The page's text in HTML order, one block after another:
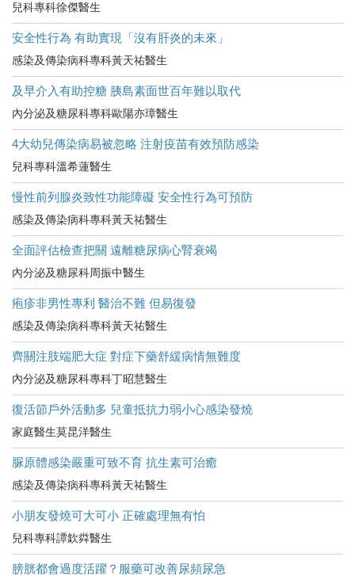
兒科專科徐傑醫生
安全性行為 有助實現「沒有肝炎的未來」
感染及傳染病科專科黃天祐醫生
及早介入有助控糖 胰島素面世百年難以取代
內分泌及糖尿科專科歐陽亦璋醫生
4大幼兒傳染病易被忽略 注射疫苗有效預防感染
兒科專科溫希蓮醫生
慢性前列腺炎致性功能障礙 安全性行為可預防
感染及傳染病科專科黃天祐醫生
全面評估檢查把關 遠離糖尿病心腎衰竭
內分泌及糖尿科周振中醫生
疱疹非男性專利 醫治不難 但易復發
感染及傳染病科專科黃天祐醫生
齊關注肢端肥大症 對症下藥舒緩病情無難度
內分泌及糖尿科專科丁昭慧醫生
復活節戶外活動多 兒童抵抗力弱小心感染發燒
家庭醫生莫昆洋醫生
脲原體感染嚴重可致不育 抗生素可治癒
感染及傳染病科專科黃天祐醫生
小朋友發燒可大可小 正確處理無有怕
兒科專科譚欽粦醫生
膀胱都會過度活躍？服藥可改善尿頻尿急